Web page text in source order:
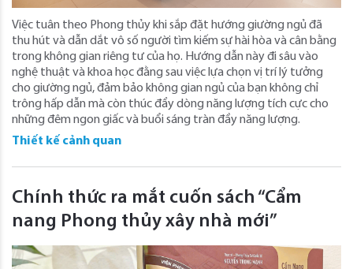
Việc tuân theo Phong thủy khi sắp đặt hướng giường ngủ đã
thu hút và dẫn dắt vô số người tìm kiếm sự hài hòa và cân bằng
trong không gian riêng tư của họ. Hướng dẫn này đi sâu vào
nghệ thuật và khoa học đằng sau việc lựa chọn vị trí lý tưởng
cho giường ngủ, đảm bảo không gian ngủ của bạn không chỉ
trông hấp dẫn mà còn thúc đẩy dòng năng lượng tích cực cho
những đêm ngon giấc và buổi sáng tràn đầy năng lượng.
Thiết kế cảnh quan
Chính thức ra mắt cuốn sách “Cẩm
nang Phong thủy xây nhà mới”